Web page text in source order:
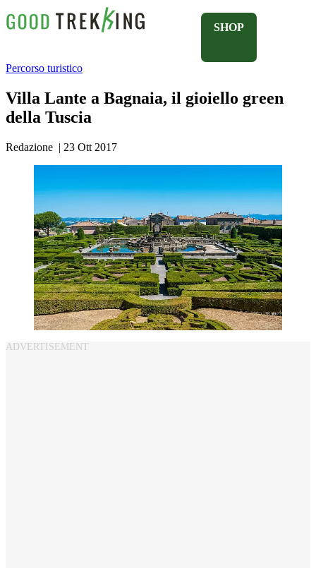
SHOP
Percorso turistico
Villa Lante a Bagnaia, il gioiello green
della Tuscia
Redazione | 23 Ott 2017